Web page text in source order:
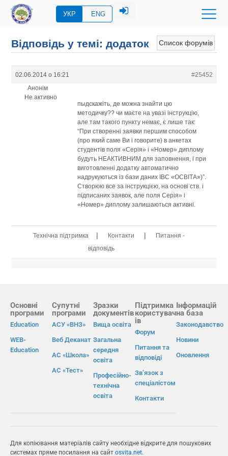
УКР ENG
Список форумів
Відповідь у темі: додаток
02.06.2014 о 16:21
#25452
Анонім
Не активно
пыдскажіть, де можна знайти цю
методичку?? чи маєте на увазі інструкцію,
але там такого пункту немає, є лише так:
“При створенні заявки першим способом
(про який саме Ви і говорите) в анкетах
студентів поля «Серія» і «Номер» диплому
будуть НЕАКТИВНИМ для заповнення, і при
виготовленні додатку автоматично
надрукуються із бази даних ІВС «ОСВІТА»)”.
Створюю все за інструкцією, на основі ств. і
підписаних заявок, але поля Серія» і
«Номер» диплому залишаються активні.
Технічна підтримка | Контакти |
Питання -
відповідь
Основні
програми
Education
WEB-
Education
Супутні
програми
АСУ «ВНЗ»
Веб Деканат
АС «Школа»
АС «Тест»
Зразки
документів
Вища освіта
Загальна
середня
освіта
Професійно-
технічна
освіта
Підтримка
користувач
ів
Форум
Питання та
відповіді
Зв’язок з
спеціалістом
Контакти
Інформацій
на база
Законодавство
Новини
Оновлення
Для копіювання матеріалів сайту необхідне відкрите для пошукових
системах пряме посилання на сайт osvita.net.